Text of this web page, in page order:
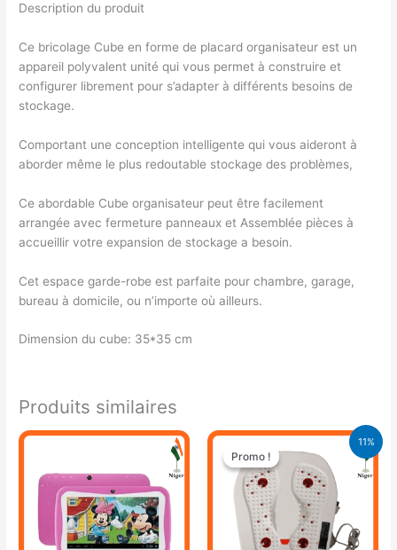
Description du produit
Ce bricolage Cube en forme de placard organisateur est un
appareil polyvalent unité qui vous permet à construire et
configurer librement pour s’adapter à différents besoins de
stockage.
Comportant une conception intelligente qui vous aideront à
aborder même le plus redoutable stockage des problèmes,
Ce abordable Cube organisateur peut être facilement
arrangée avec fermeture panneaux et Assemblée pièces à
accueillir votre expansion de stockage a besoin.
Cet espace garde-robe est parfaite pour chambre, garage,
bureau à domicile, ou n’importe où ailleurs.
Dimension du cube: 35*35 cm
Produits similaires
11%
Promo !
Promo !
Le
prix
initial
était :
18.500 CFA.
Le
actuel
est :
16.500 CFA.